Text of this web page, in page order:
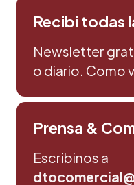
Recibi todas
Newsletter
o diario. Como
Prensa &
Escribinos a